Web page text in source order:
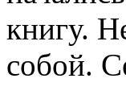
книгу.
собой.